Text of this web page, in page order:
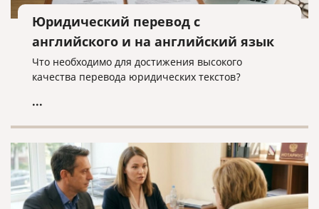
Юридический перевод с
английского и на английский язык
Что необходимо для достижения высокого
качества перевода юридических текстов?
...